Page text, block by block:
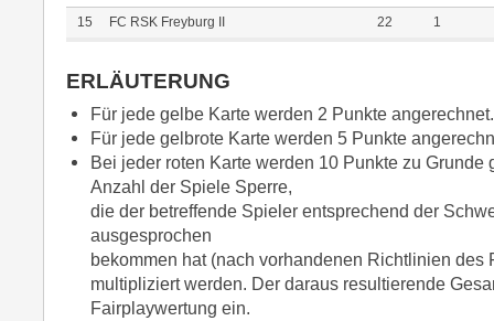
15
FC RSK Freyburg II 22 1
ERLÄUTERUNG
Für jede gelbe Karte werden 2 Punkte angerechnet.
Für jede gelbrote Karte werden 5 Punkte
Bei jeder roten Karte werden 10 Punkte zu Grunde
Anzahl der Spiele Sperre,
die der betreffende Spieler entsprechend der
ausgesprochen
bekommen hat (nach vorhandenen Richtlinien des
multipliziert werden. Der daraus resultierende
Fairplaywertung ein.